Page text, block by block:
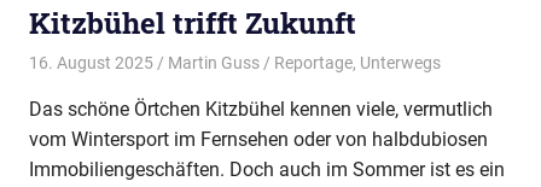
Wir
treffen
uns
zum
Erfahrungsaustausch.
Kitzbühel trifft Zukunft
16. August 2025 Martin Guss Reportage, Unterwegs
Das schöne Örtchen Kitzbühel kennen viele, vermutlich
vom Wintersport im Fernsehen oder von halbdubiosen
Immobiliengeschäften. Doch auch im Sommer ist es ein